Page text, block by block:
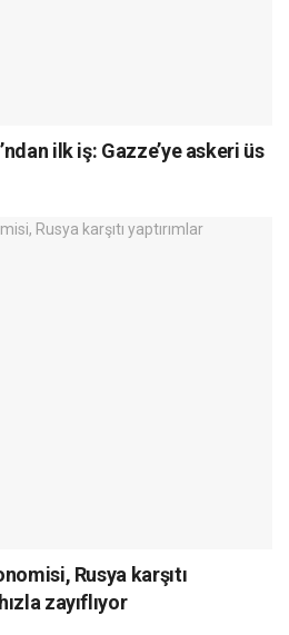
ilk iş: Gazze’ye askeri üs
Rusya karşıtı
zayıflıyor